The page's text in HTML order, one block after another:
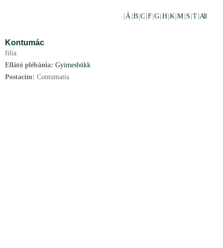
|Á B |C F |G H |K |M S |T All
Kontumác
filia
Ellátó plébánia: Gyimesbükk
Postacím: Contumatia